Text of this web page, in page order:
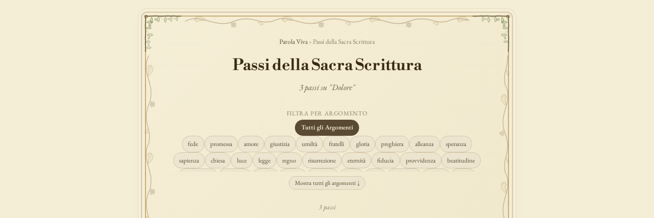
Parola Viva› Passi della Sacra Scrittura
Passi della Sacra Scrittura
3 passi su "Dolore"
FILTRA PER ARGOMENTO
Tutti gli Argomenti
fede
promessa amore giustizia umiltà fratelli gloria preghiera alleanza
speranza
sapienza
chiesa luce legge regno risurrezione eternità fiducia provvidenza
beatitudine
fedeltà perdono verità
libertà
Mostra tutti gli argomenti ↓
3 passi